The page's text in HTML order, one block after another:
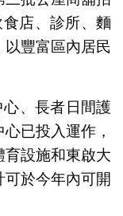
店、診所、麵
豐富區內居民
、長者日間護
已投入運作，
設施和東啟大
於今年內可開